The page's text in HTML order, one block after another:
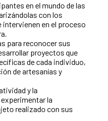
en el mundo de las
con los
en el proceso
para reconocer sus
proyectos que
de cada individuo,
de artesanías y
y la
la
realizado con sus